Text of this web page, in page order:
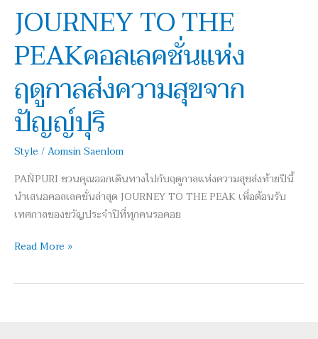
JOURNEY TO THE
PEAKคอลเลคชั่นแห่ง
ฤดูกาลส่งความสุขจาก
ปัญญ์ปุริ
Style /Aomsin Saenlom
PAÑPURI ชวนคุณออกเดินทางไปกับฤดูกาลแห่งความสุขส่งท้ายปีนี้
นำเสนอคอลเลคชั่นล่าสุด JOURNEY TO THE PEAK เพื่อต้อนรับ
เทศกาลของขวัญประจำปีที่ทุกคนรอคอย
คชั่น
แห่ง
ฤดูกาล
ความ
สุข
จาก
ปุริ
Read More »